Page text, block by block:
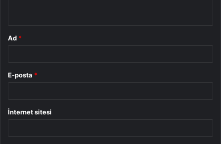
Ad *
E-posta *
İnternet sitesi